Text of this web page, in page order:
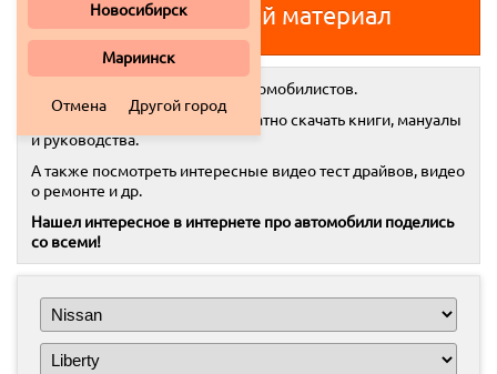
Новосибирск
Мариинск
Отмена Другой город
Добавить свой материал
- это место для автомобилистов.
Здесь вы всегда можете бесплатно скачать книги, мануалы
и руководства.
А также посмотреть интересные видео тест драйвов, видео
о ремонте и др.
Нашел интересное в интернете про автомобили поделись
со всеми!